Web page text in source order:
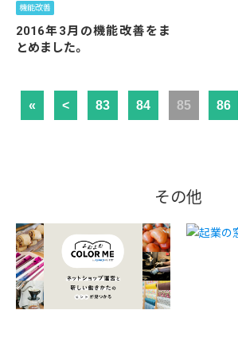
機能改善
2016年3月の機能改善をま
とめました。
« < 83 84 85 86
その他